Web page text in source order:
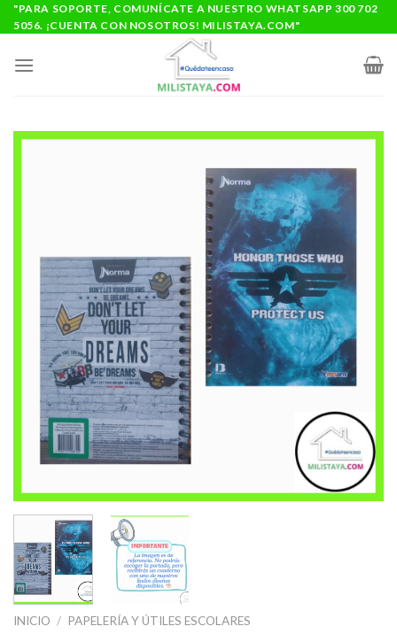
Saltar
al
"PARA SOPORTE, COMUNÍCATE A NUESTRO WHATSAPP 300 702
5056. ¡CUENTA CON NOSOTROS! MILISTAYA.COM"
INICIO / PAPELERÍA Y ÚTILES ESCOLARES